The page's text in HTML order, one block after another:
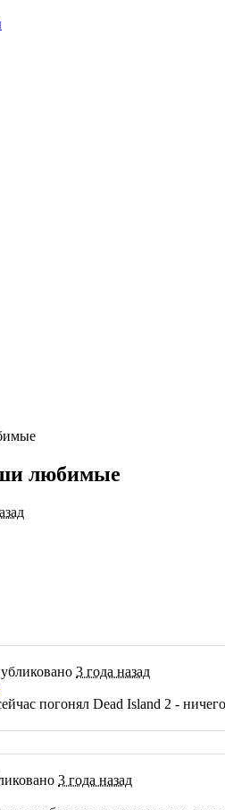
любимые
3 года назад
погонял Dead Island 2 -
3 года назад